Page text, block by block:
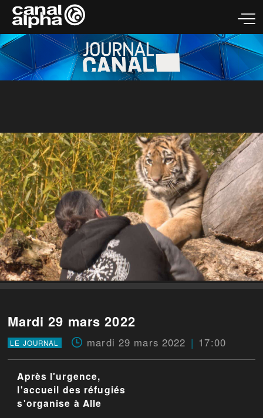
Mardi 29 mars 2022
LE JOURNAL mardi 29 mars 2022 17:00
Après l'urgence,
l'accueil des réfugiés
s'organise à Alle